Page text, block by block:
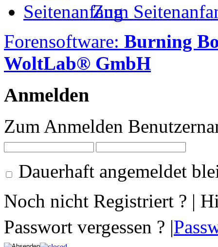
Zum
Forensoftware: Burning
WoltLab® GmbH
Anmelden
Zum Anmelden
Dauerhaft angemeldet
Noch nicht Registriert ? |
Passwort vergessen ? |